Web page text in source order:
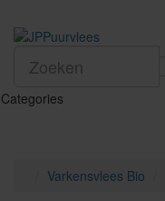
Categories
Varkensvlees Bio